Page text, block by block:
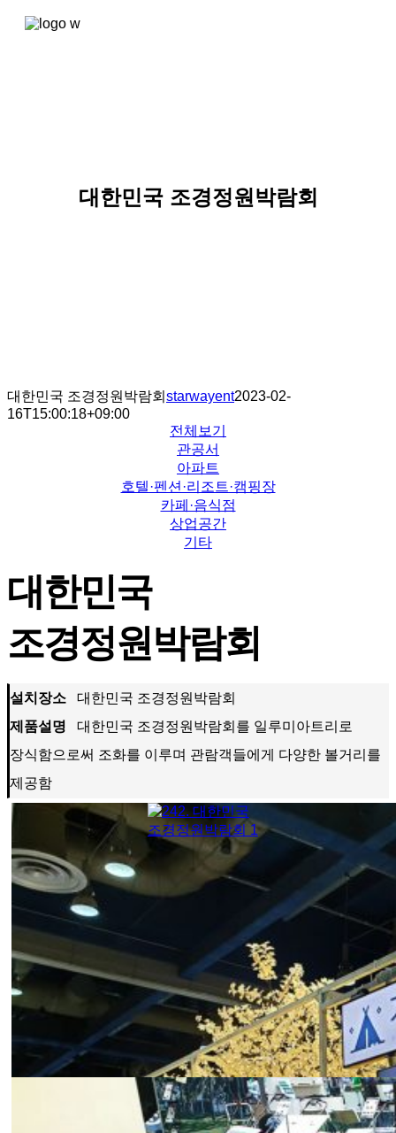
콘텐츠로
건너뛰기
대한민국 조경정원박람회
대한민국 조경정원박람회 starwayent2023-02-
16T15:00:18+09:00
전체보기
관공서
아파트
호텔·펜션·리조트·캠핑장
카페·음식점
상업공간
기타
대한민국
조경정원박람회
설치장소
대한민국 조경정원박람회
제품설명 대한민국 조경정원박람회를 일루미아트리로
장식함으로써 조화를 이루며 관람객들에게 다양한 볼거리를
제공함